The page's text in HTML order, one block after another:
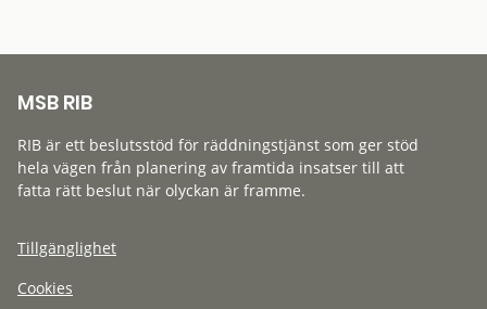
MSB RIB
RIB är ett beslutsstöd för räddningstjänst som ger stöd
hela vägen från planering av framtida insatser till att
fatta rätt beslut när olyckan är framme.
Tillgänglighet
Cookies